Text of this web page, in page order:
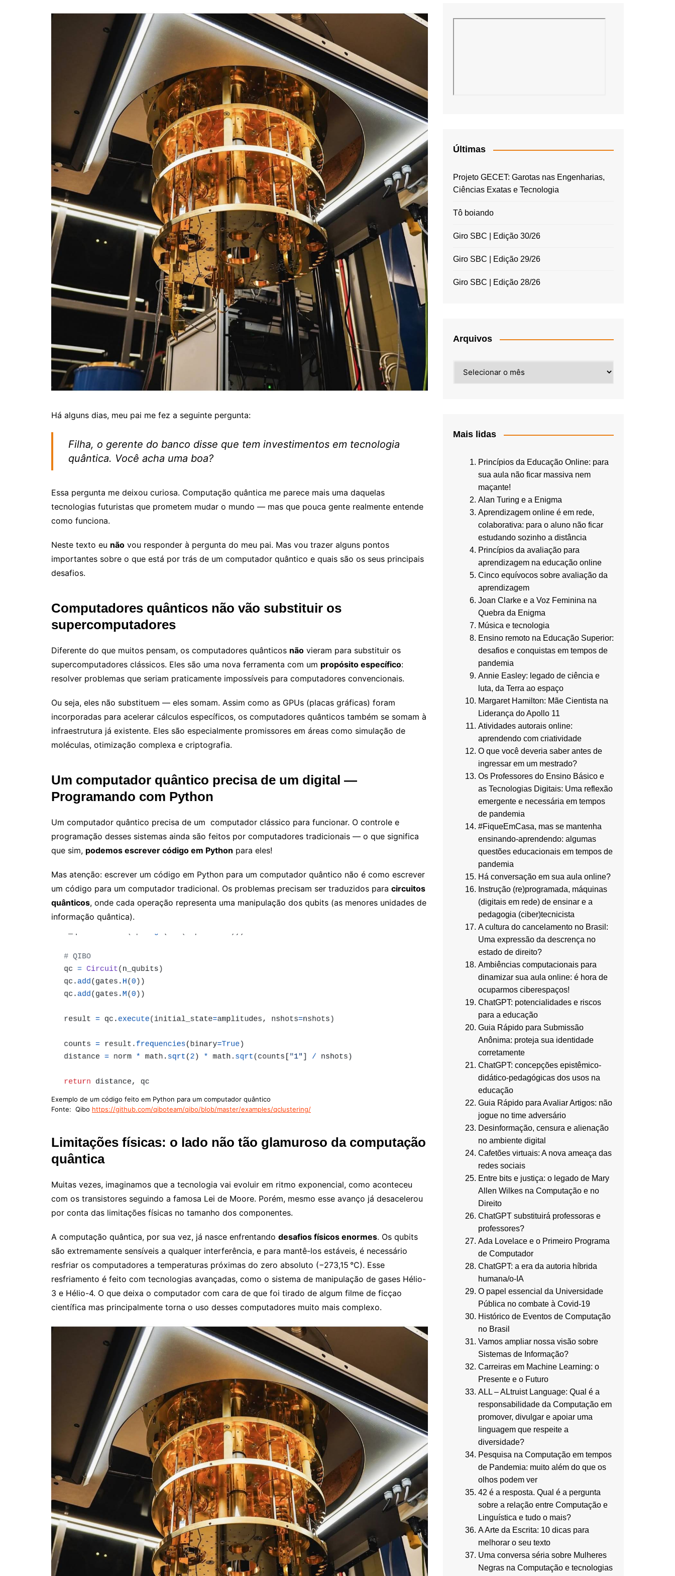
Personalidades da
Computação
Variedades
Histórico
COVID
Entrevistas
Eu sou a cara da
computação
Hora do Chat
O Caso do Vestível
Controlador
Há alguns dias, meu pai me fez a seguinte pergunta:
Filha, o gerente do banco disse que tem investimentos em tecnologia
quântica. Você acha uma boa?
Essa pergunta me deixou curiosa. Computação quântica me parece mais uma daquelas
tecnologias futuristas que prometem mudar o mundo — mas que pouca gente realmente entende
como funciona.
Neste texto eu não vou responder à pergunta do meu pai. Mas vou trazer alguns pontos
importantes sobre o que está por trás de um computador quântico e quais são os seus principais
desafios.
Computadores quânticos não vão substituir os
supercomputadores
Diferente do que muitos pensam, os computadores quânticos não vieram para substituir os
supercomputadores clássicos. Eles são uma nova ferramenta com um propósito específico:
resolver problemas que seriam praticamente impossíveis para computadores convencionais.
Ou seja, eles não substituem — eles somam. Assim como as GPUs (placas gráficas) foram
incorporadas para acelerar cálculos específicos, os computadores quânticos também se somam à
infraestrutura já existente. Eles são especialmente promissores em áreas como simulação de
moléculas, otimização complexa e criptografia.
Um computador quântico precisa de um digital —
Programando com Python
Um computador quântico precisa de um computador clássico para funcionar. O controle e
programação desses sistemas ainda são feitos por computadores tradicionais — o que significa
que sim, podemos escrever código em Python para eles!
Mas atenção: escrever um código em Python para um computador quântico não é como escrever
um código para um computador tradicional. Os problemas precisam ser traduzidos para circuitos
quânticos, onde cada operação representa uma manipulação dos qubits (as menores unidades de
informação quântica).
Exemplo de um código feito em Python para um computador quântico
Fonte: Qibo https://github.com/qiboteam/qibo/blob/master/examples/qclustering/
Limitações físicas: o lado não tão glamuroso da computação
quântica
Muitas vezes, imaginamos que a tecnologia vai evoluir em ritmo exponencial, como aconteceu
com os transistores seguindo a famosa Lei de Moore. Porém, mesmo esse avanço já desacelerou
por conta das limitações físicas no tamanho dos componentes.
A computação quântica, por sua vez, já nasce enfrentando desafios físicos enormes. Os qubits
são extremamente sensíveis a qualquer interferência, e para mantê-los estáveis, é necessário
resfriar os computadores a temperaturas próximas do zero absoluto (−273,15 °C). Esse
resfriamento é feito com tecnologias avançadas, como o sistema de manipulação de gases Hélio-
3 e Hélio-4. O que deixa o computador com cara de que foi tirado de algum filme de ficçao
científica mas principalmente torna o uso desses computadores muito mais complexo.
Últimas
Projeto GECET: Garotas nas Engenharias,
Ciências Exatas e Tecnologia
Tô boiando
Giro SBC | Edição 30/26
Giro SBC | Edição 29/26
Giro SBC | Edição 28/26
Arquivos
Mais lidas
Princípios da Educação Online: para
sua aula não ficar massiva nem
maçante!
Alan Turing e a Enigma
Aprendizagem online é em rede,
colaborativa: para o aluno não ficar
estudando sozinho a distância
Princípios da avaliação para
aprendizagem na educação online
Cinco equívocos sobre avaliação da
aprendizagem
Joan Clarke e a Voz Feminina na
Quebra da Enigma
Música e tecnologia
Ensino remoto na Educação Superior:
desafios e conquistas em tempos de
pandemia
Annie Easley: legado de ciência e
luta, da Terra ao espaço
Margaret Hamilton: Mãe Cientista na
Liderança do Apollo 11
Atividades autorais online:
aprendendo com criatividade
O que você deveria saber antes de
ingressar em um mestrado?
Os Professores do Ensino Básico e
as Tecnologias Digitais: Uma reflexão
emergente e necessária em tempos
de pandemia
#FiqueEmCasa, mas se mantenha
ensinando-aprendendo: algumas
questões educacionais em tempos de
pandemia
Há conversação em sua aula online?
Instrução (re)programada, máquinas
(digitais em rede) de ensinar e a
pedagogia (ciber)tecnicista
A cultura do cancelamento no Brasil:
Uma expressão da descrença no
estado de direito?
Ambiências computacionais para
dinamizar sua aula online: é hora de
ocuparmos ciberespaços!
ChatGPT: potencialidades e riscos
para a educação
Guia Rápido para Submissão
Anônima: proteja sua identidade
corretamente
ChatGPT: concepções epistêmico-
didático-pedagógicas dos usos na
educação
Guia Rápido para Avaliar Artigos: não
jogue no time adversário
Desinformação, censura e alienação
no ambiente digital
Cafetões virtuais: A nova ameaça das
redes sociais
Entre bits e justiça: o legado de Mary
Allen Wilkes na Computação e no
Direito
ChatGPT substituirá professoras e
professores?
Ada Lovelace e o Primeiro Programa
de Computador
ChatGPT: a era da autoria híbrida
humana/o-IA
O papel essencial da Universidade
Pública no combate à Covid-19
Histórico de Eventos de Computação
no Brasil
Vamos ampliar nossa visão sobre
Sistemas de Informação?
Carreiras em Machine Learning: o
Presente e o Futuro
ALL – ALtruist Language: Qual é a
responsabilidade da Computação em
promover, divulgar e apoiar uma
linguagem que respeite a
diversidade?
Pesquisa na Computação em tempos
de Pandemia: muito além do que os
olhos podem ver
42 é a resposta. Qual é a pergunta
sobre a relação entre Computação e
Linguística e tudo o mais?
A Arte da Escrita: 10 dicas para
melhorar o seu texto
Uma conversa séria sobre Mulheres
Negras na Computação e tecnologias